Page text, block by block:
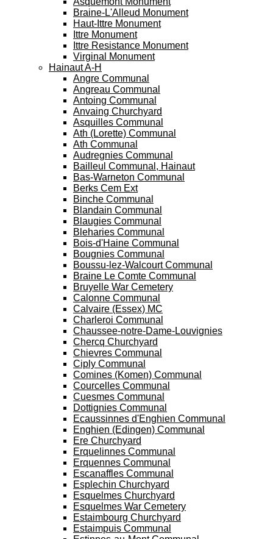
Braine-L'Alleud Monument
Haut-Ittre Monument
Ittre Monument
Ittre Resistance Monument
Virginal Monument
Hainaut A-H
Angre Communal
Angreau Communal
Antoing Communal
Anvaing Churchyard
Asquilles Communal
Ath (Lorette) Communal
Ath Communal
Audregnies Communal
Bailleul Communal, Hainaut
Bas-Warneton Communal
Berks Cem Ext
Binche Communal
Blandain Communal
Blaugies Communal
Bleharies Communal
Bois-d'Haine Communal
Bougnies Communal
Boussu-lez-Walcourt Communal
Braine Le Comte Communal
Bruyelle War Cemetery
Calonne Communal
Calvaire (Essex) MC
Charleroi Communal
Chaussee-notre-Dame-Louvignies
Chercq Churchyard
Chievres Communal
Ciply Communal
Comines (Komen) Communal
Courcelles Communal
Cuesmes Communal
Dottignies Communal
Ecaussinnes d'Enghien Communal
Enghien (Edingen) Communal
Ere Churchyard
Erquelinnes Communal
Erquennes Communal
Escanaffles Communal
Esplechin Churchyard
Esquelmes Churchyard
Esquelmes War Cemetery
Estaimbourg Churchyard
Estaimpuis Communal